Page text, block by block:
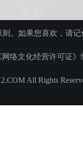
。如果您喜欢，请
络文化经营许可证》
All Rights